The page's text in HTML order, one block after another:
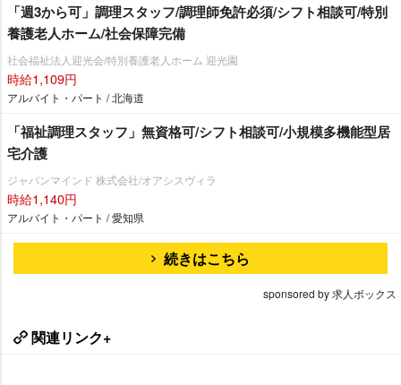
「週3から可」調理スタッフ/調理師免許必須/シフト相談可/特別
養護老人ホーム/社会保障完備
社会福祉法人迎光会/特別養護老人ホーム 迎光園
時給1,109円
アルバイト・パート / 北海道
「福祉調理スタッフ」無資格可/シフト相談可/小規模多機能型居
宅介護
ジャパンマインド 株式会社/オアシスヴィラ
時給1,140円
アルバイト・パート / 愛知県
続きはこちら
sponsored by 求人ボックス
関連リンク+